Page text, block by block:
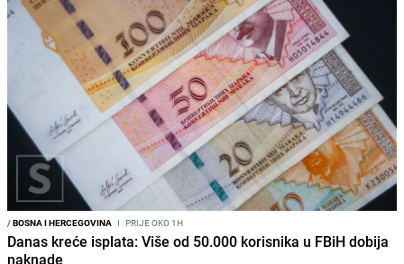
/BOSNA I HERCEGOVINA I PRIJE OKO 1H
Danas kreće isplata: Više od 50.000 korisnika u FBiH dobija
naknade